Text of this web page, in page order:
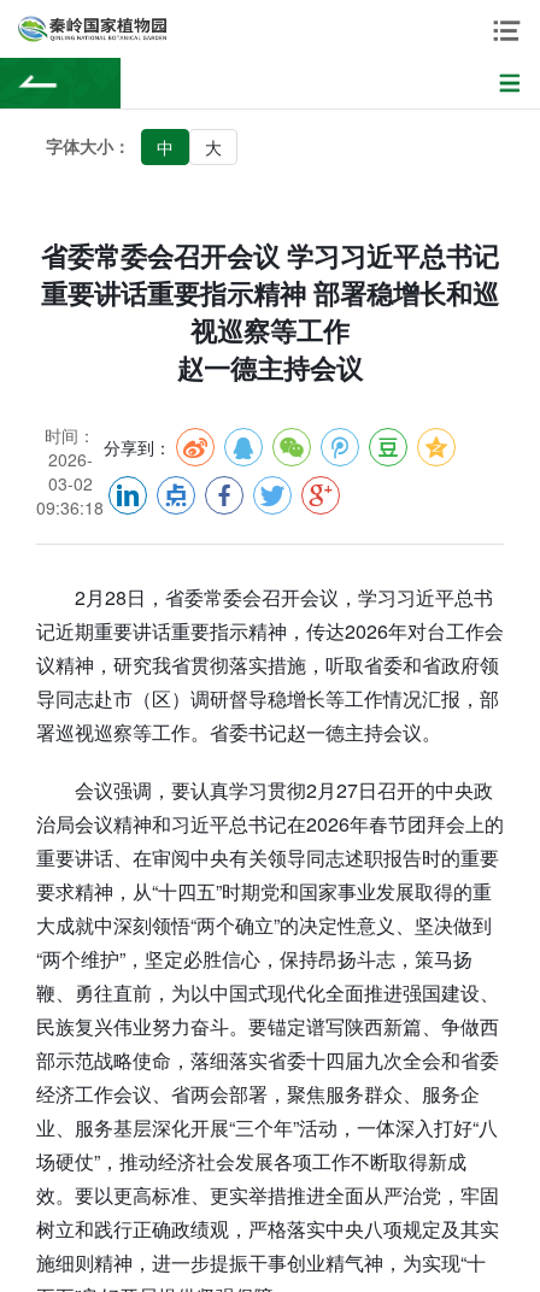
字体大小： 中 大
省委常委会召开会议 学习习近平总书记
重要讲话重要指示精神 部署稳增长和巡
视巡察等工作
赵一德主持会议
时间：
2026-
03-02
09:36:18
分享到：
2月28日，省委常委会召开会议，学习习近平总书
记近期重要讲话重要指示精神，传达2026年对台工作会
议精神，研究我省贯彻落实措施，听取省委和省政府领
导同志赴市（区）调研督导稳增长等工作情况汇报，部
署巡视巡察等工作。省委书记赵一德主持会议。
会议强调，要认真学习贯彻2月27日召开的中央政
治局会议精神和习近平总书记在2026年春节团拜会上的
重要讲话、在审阅中央有关领导同志述职报告时的重要
要求精神，从“十四五”时期党和国家事业发展取得的重
大成就中深刻领悟“两个确立”的决定性意义、坚决做到
“两个维护”，坚定必胜信心，保持昂扬斗志，策马扬
鞭、勇往直前，为以中国式现代化全面推进强国建设、
民族复兴伟业努力奋斗。要锚定谱写陕西新篇、争做西
部示范战略使命，落细落实省委十四届九次全会和省委
经济工作会议、省两会部署，聚焦服务群众、服务企
业、服务基层深化开展“三个年”活动，一体深入打好“八
场硬仗”，推动经济社会发展各项工作不断取得新成
效。要以更高标准、更实举措推进全面从严治党，牢固
树立和践行正确政绩观，严格落实中央八项规定及其实
施细则精神，进一步提振干事创业精气神，为实现“十